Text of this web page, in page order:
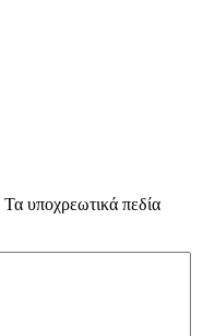
Τα υποχρεωτικά πεδία